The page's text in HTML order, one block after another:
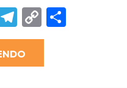
Telegram
Copy
Link